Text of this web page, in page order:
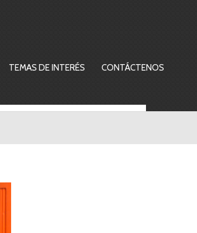
TEMAS DE INTERÉS CONTÁCTENOS